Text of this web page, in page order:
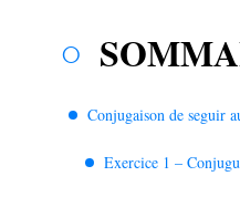
Conjugaison de seguir
Exercice 1 –